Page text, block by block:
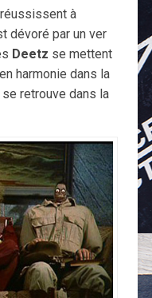
à
dévoré par un ver
Deetz se mettent
harmonie dans la
se retrouve dans la